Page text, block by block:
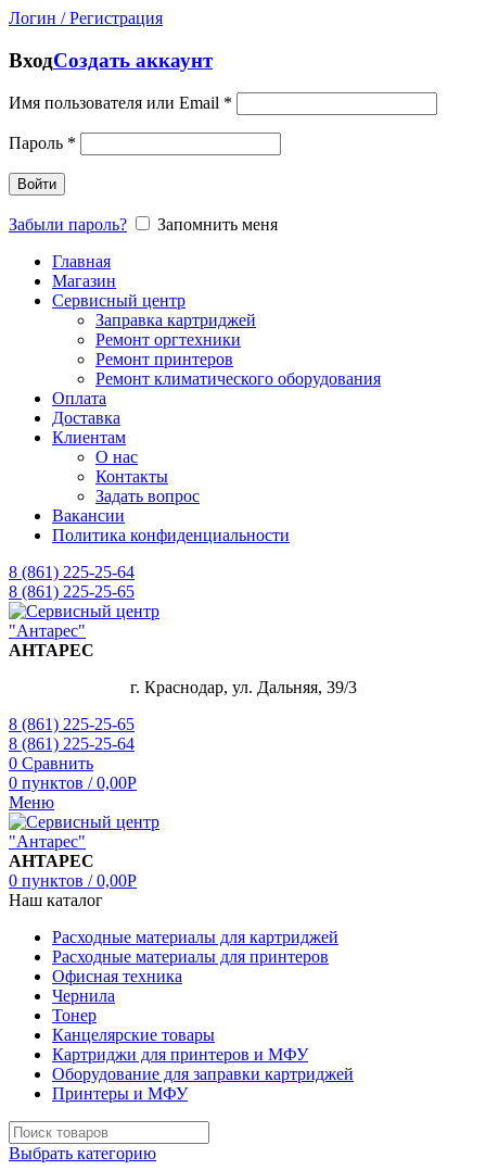
Логин / Регистрация
ВходСоздать аккаунт
Имя пользователя или Email *
Пароль *
Войти
Забыли пароль?
Запомнить меня
Главная
Магазин
Сервисный центр
Заправка картриджей
Ремонт оргтехники
Ремонт принтеров
Ремонт климатического оборудования
Оплата
Доставка
Клиентам
О нас
Контакты
Задать вопрос
Вакансии
Политика конфиденциальности
8 (861) 225-25-64
8 (861) 225-25-65
АНТАРЕС
г. Краснодар, ул. Дальняя, 39/3
8 (861) 225-25-65
8 (861) 225-25-64
0 Сравнить
0 пунктов / 0,00Р
Меню
АНТАРЕС
0 пунктов / 0,00Р
Наш каталог
Расходные материалы для картриджей
Расходные материалы для принтеров
Офисная техника
Чернила
Тонер
Канцелярские товары
Картриджи для принтеров и МФУ
Оборудование для заправки картриджей
Принтеры и МФУ
Выбрать категорию